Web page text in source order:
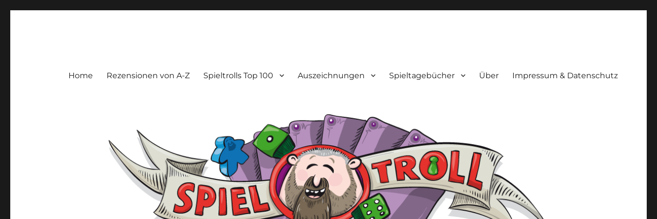
Home Rezensionen von A-Z Spieltrolls Top 100 Auszeichnungen Spieltagebücher Über Impressum & Datenschutz